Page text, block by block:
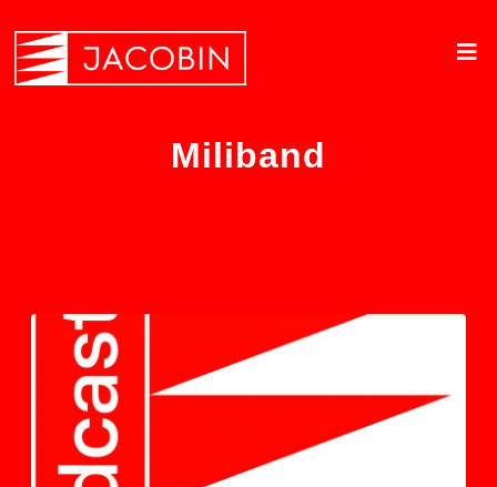
Miliband